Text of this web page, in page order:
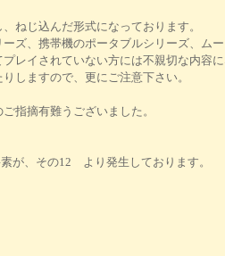
ねじ込んだ形式になっております。
ズ、携帯機のポータブルシリーズ、ム
レイされていない方には不親切な内容
しますので、更にご注意下さい。
指摘有難うございました。
が、その12 より発生しております。